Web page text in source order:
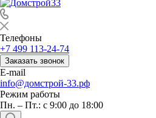
Телефоны
+7 499 113-24-74
Заказать звонок
E-mail
info@домстрой-33.рф
Режим работы
Пн. – Пт.: с 9:00 до 18:00